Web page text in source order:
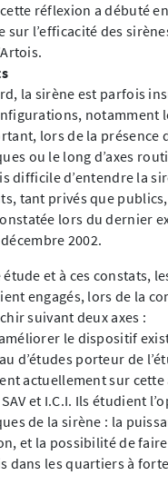
réflexion a débuté
sur l’efficacité des
la sirène est parfois
notamment
lors de la présence
ou le long d’axes
difficile d’entendre la
tant privés que
lors du dernier
décembre 2002.
étude et à ces constats,
engagés, lors de la
suivant deux axes :
le dispositif
d’études porteur de
actuellement sur
et I.C.I. Ils étudient
de la sirène : la
et la possibilité de
dans les quartiers à